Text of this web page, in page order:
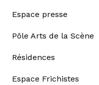
Espace presse
Pôle Arts de la Scène
Résidences
Espace Frichistes